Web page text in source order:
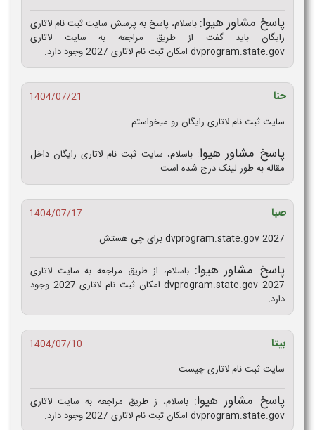
پاسخ مشاور هیوا: باسلام، پاسخ به پرسش سایت ثبت نام لاتاری
رایگان باید گفت از طریق مراجعه به سایت لاتاری
dvprogram.state.gov امکان ثبت نام لاتاری 2027 وجود دارد.
حنا
1404/07/21
سایت ثبت نام لاتاری رایگان رو میخواستم
پاسخ مشاور هیوا: باسلام، سایت ثبت نام لاتاری رایگان داخل
مقاله به طور لینک درج شده است
صبا
1404/07/17
dvprogram.state.gov 2027 برای چی هستش
پاسخ مشاور هیوا: باسلام، از طریق مراجعه به سایت لاتاری
dvprogram.state.gov 2027 امکان ثبت نام لاتاری 2027 وجود
دارد.
بیتا
1404/07/10
سایت ثبت نام لاتاری چیست
پاسخ مشاور هیوا: باسلام، ز طریق مراجعه به سایت لاتاری
dvprogram.state.gov امکان ثبت نام لاتاری 2027 وجود دارد.